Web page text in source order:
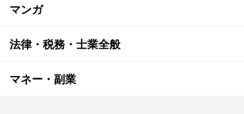
マンガ
法律・税務・士業全般
マネー・副業